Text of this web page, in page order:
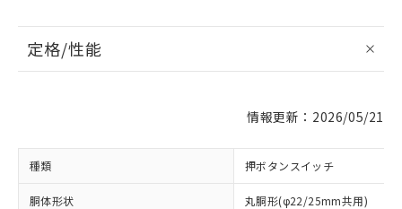
定格/性能
情報更新：2026/05/21
種類 押ボタンスイッチ
胴体形状 丸胴形(φ22/25mm共用)